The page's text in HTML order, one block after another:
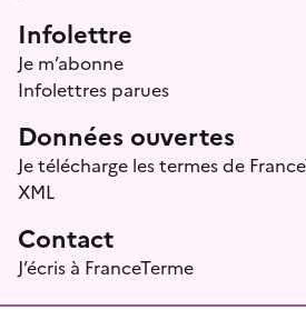
Infolettre
Je m’abonne
Infolettres parues
Données ouvertes
Je télécharge les termes de
XML
Contact
J’écris à FranceTerme